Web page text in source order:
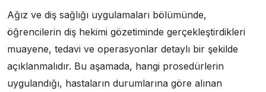
Ağız ve diş sağlığı uygulamaları bölümünde,
öğrencilerin diş hekimi gözetiminde gerçekleştirdikleri
muayene, tedavi ve operasyonlar detaylı bir şekilde
açıklanmalıdır. Bu aşamada, hangi prosedürlerin
uygulandığı, hastaların durumlarına göre alınan